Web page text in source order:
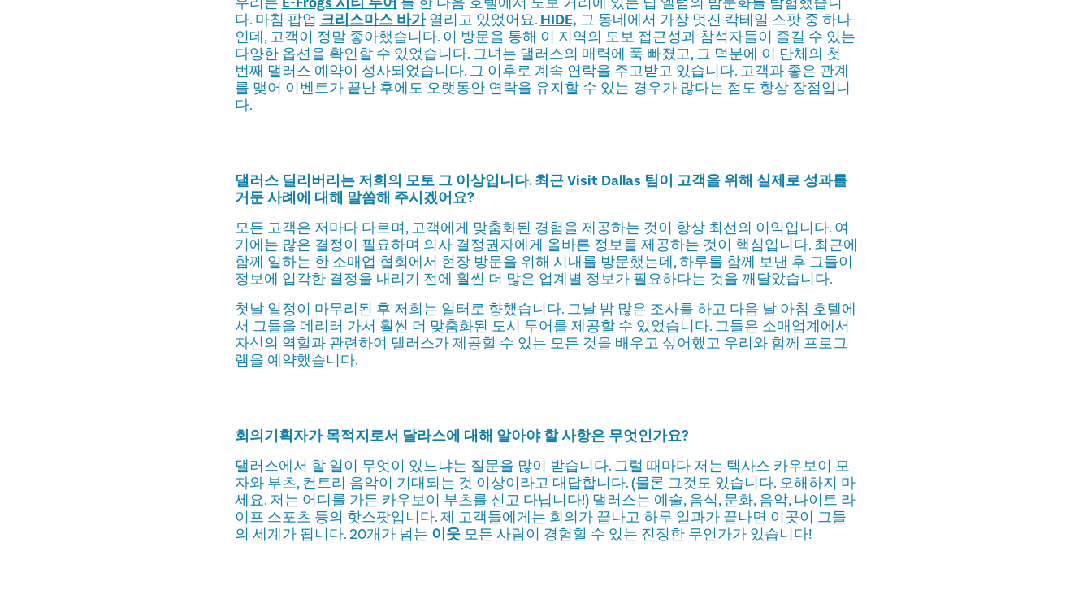
다. 마침 팝업 크리스마스 바가열리고 있었어요. HIDE, 그 동네에서 가장 멋진 칵테일 스팟 중 하나
인데, 고객이 정말 좋아했습니다. 이 방문을 통해 이 지역의 도보 접근성과 참석자들이 즐길 수 있는
다양한 옵션을 확인할 수 있었습니다. 그녀는 댈러스의 매력에 푹 빠졌고, 그 덕분에 이 단체의 첫
번째 댈러스 예약이 성사되었습니다. 그 이후로 계속 연락을 주고받고 있습니다. 고객과 좋은 관계
를 맺어 이벤트가 끝난 후에도 오랫동안 연락을 유지할 수 있는 경우가 많다는 점도 항상 장점입니
다.
댈러스 딜리버리는 저희의 모토 그 이상입니다. 최근 Visit Dallas 팀이 고객을 위해 실제로 성과를
거둔 사례에 대해 말씀해 주시겠어요?
모든 고객은 저마다 다르며, 고객에게 맞춤화된 경험을 제공하는 것이 항상 최선의 이익입니다. 여
기에는 많은 결정이 필요하며 의사 결정권자에게 올바른 정보를 제공하는 것이 핵심입니다. 최근에
함께 일하는 한 소매업 협회에서 현장 방문을 위해 시내를 방문했는데, 하루를 함께 보낸 후 그들이
정보에 입각한 결정을 내리기 전에 훨씬 더 많은 업계별 정보가 필요하다는 것을 깨달았습니다.
첫날 일정이 마무리된 후 저희는 일터로 향했습니다. 그날 밤 많은 조사를 하고 다음 날 아침 호텔에
서 그들을 데리러 가서 훨씬 더 맞춤화된 도시 투어를 제공할 수 있었습니다. 그들은 소매업계에서
자신의 역할과 관련하여 댈러스가 제공할 수 있는 모든 것을 배우고 싶어했고 우리와 함께 프로그
램을 예약했습니다.
회의기획자가 목적지로서 달라스에 대해 알아야 할 사항은 무엇인가요?
댈러스에서 할 일이 무엇이 있느냐는 질문을 많이 받습니다. 그럴 때마다 저는 텍사스 카우보이 모
자와 부츠, 컨트리 음악이 기대되는 것 이상이라고 대답합니다. (물론 그것도 있습니다. 오해하지 마
세요. 저는 어디를 가든 카우보이 부츠를 신고 다닙니다!) 댈러스는 예술, 음식, 문화, 음악, 나이트 라
이프 스포츠 등의 핫스팟입니다. 제 고객들에게는 회의가 끝나고 하루 일과가 끝나면 이곳이 그들
의 세계가 됩니다. 20개가 넘는 이웃모든 사람이 경험할 수 있는 진정한 무언가가 있습니다!